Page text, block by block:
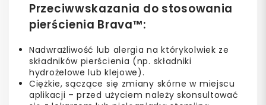
Przeciwwskazania do stosowania
pierścienia Brava™:
Nadwrażliwość lub alergia na którykolwiek ze
składników pierścienia (np. składniki
hydrożelowe lub klejowe).
Ciężkie, sączące się zmiany skórne w miejscu
aplikacji – przed użyciem należy skonsultować